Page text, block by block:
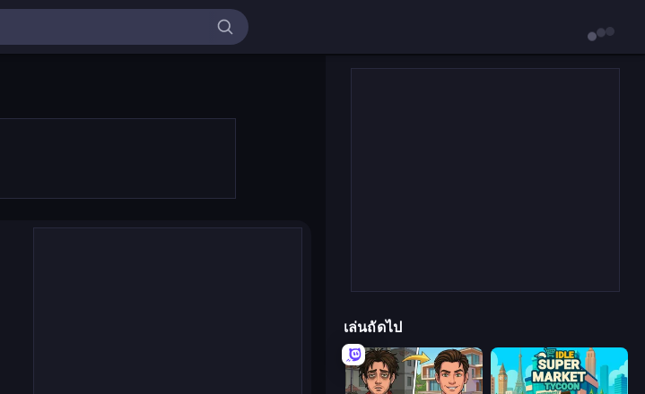
เล่นถัดไป